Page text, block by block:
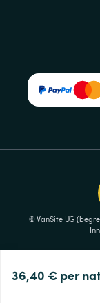
36,40 € per
© VanSite UG